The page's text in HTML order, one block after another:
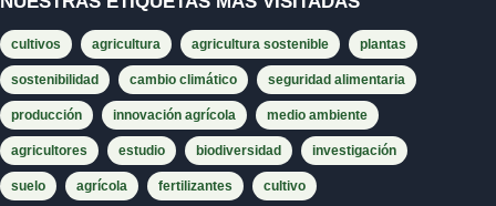
cultivos agricultura agricultura sostenible plantas
sostenibilidad cambio climático seguridad alimentaria
producción innovación agrícola medio ambiente
agricultores estudio biodiversidad investigación
suelo agrícola fertilizantes cultivo